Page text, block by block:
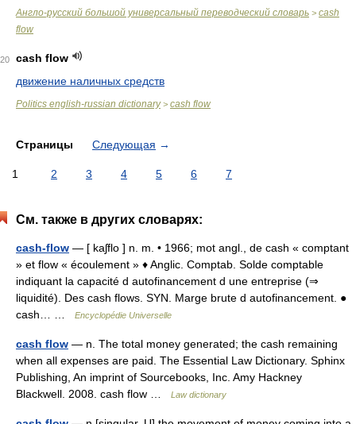
Англо-русский большой универсальный переводческий словарь > cash
flow
20
cash flow
движение наличных средств
Politics english-russian dictionary> cash flow
Страницы Следующая →
1 2 3 4 5 6 7
См. также в других словарях:
cash-flow — [ kaʃflo ] n. m. • 1966; mot angl., de cash « comptant
» et flow « écoulement » ♦ Anglic. Comptab. Solde comptable
indiquant la capacité d autofinancement d une entreprise (⇒
liquidité). Des cash flows. SYN. Marge brute d autofinancement. ●
cash… …
Encyclopédie Universelle
cash flow — n. The total money generated; the cash remaining
when all expenses are paid. The Essential Law Dictionary. Sphinx
Publishing, An imprint of Sourcebooks, Inc. Amy Hackney
Blackwell. 2008. cash flow …
Law dictionary